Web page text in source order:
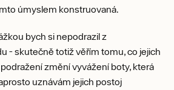
úmyslem konstruovaná.
bych si nepodrazil z
- skutečně totiž věřím tomu, co jejich
změní vyvážení boty, která
uznávám jejich postoj